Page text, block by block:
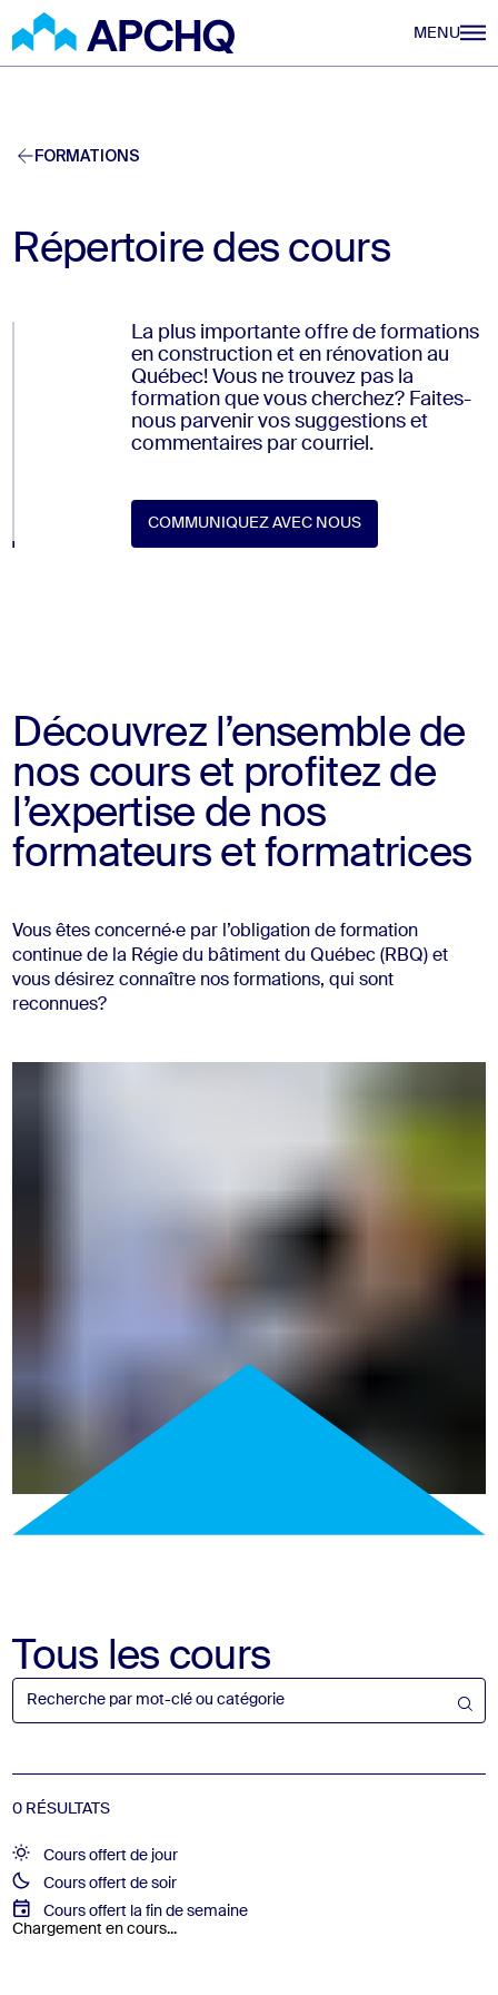
MENU
FORMATIONS
Répertoire des cours
La plus importante offre de formations
en construction et en rénovation au
Québec! Vous ne trouvez pas la
formation que vous cherchez? Faites-
nous parvenir vos suggestions et
commentaires par courriel.
COMMUNIQUEZ AVEC NOUS
Découvrez l’ensemble de
nos cours et profitez de
l’expertise de nos
formateurs et formatrices
Vous êtes concerné·e par l’obligation de formation
continue de la Régie du bâtiment du Québec (RBQ) et
vous désirez connaître nos formations, qui sont
reconnues?
Tous les cours
0 RÉSULTATS
Cours offert de jour
Cours offert de soir
Cours offert la fin de semaine
Chargement en cours...